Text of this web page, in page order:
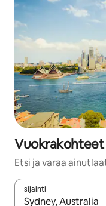
Vuokrakohteet
Etsi ja varaa
sijainti
Kun tulokset ovat